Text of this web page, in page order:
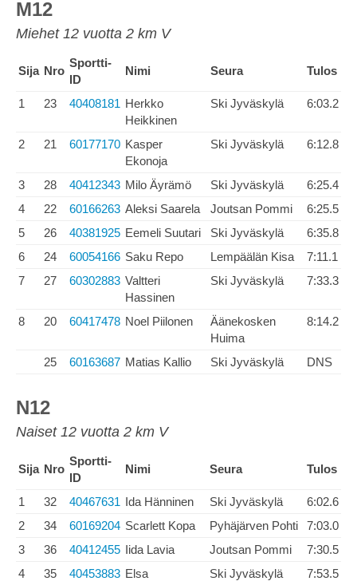
M12
Miehet 12 vuotta 2 km V
Sija Nro
Sportti-
ID
Nimi Seura Tulos
1 23 40408181 Herkko
Heikkinen
Ski Jyväskylä 6:03.2
2 21 60177170 Kasper
Ekonoja
Ski Jyväskylä 6:12.8
3 28 40412343 Milo Äyrämö Ski Jyväskylä
6:25.4
4
22 60166263 Aleksi Saarela Joutsan Pommi
6:25.5
5
26 40381925 Eemeli Suutari Ski Jyväskylä
6:35.8
6
24 60054166 Saku Repo Lempäälän Kisa
7:11.1
7
27 60302883 Valtteri
Hassinen
Ski Jyväskylä 7:33.3
8 20 60417478 Noel Piilonen
Äänekosken
Huima
8:14.2
25 60163687 Matias Kallio Ski Jyväskylä DNS
N12
Naiset 12 vuotta 2 km V
Sija Nro
Sportti-
ID
Nimi Seura Tulos
1 32 40467631 Ida Hänninen Ski Jyväskylä
6:02.6
2
34 60169204 Scarlett Kopa Pyhäjärven Pohti
7:03.0
3
36 40412455 Iida Lavia Joutsan Pommi
7:30.5
4
35 40453883 Elsa
Ski Jyväskylä 7:53.5